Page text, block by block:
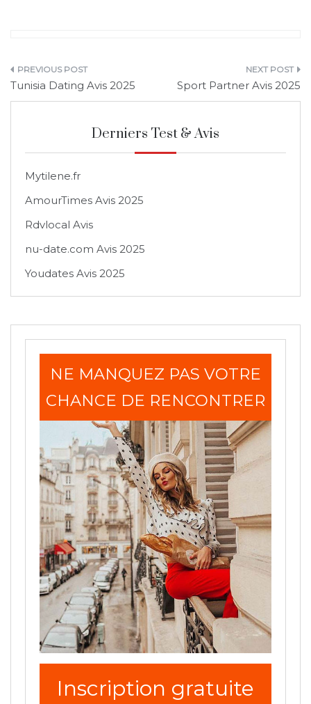
Navigation
de
Tunisia Dating Avis 2025 Sport Partner Avis 2025
Derniers Test & Avis
Mytilene.fr
AmourTimes Avis 2025
Rdvlocal Avis
nu-date.com Avis 2025
Youdates Avis 2025
NE MANQUEZ PAS VOTRE
CHANCE DE RENCONTRER
Inscription gratuite